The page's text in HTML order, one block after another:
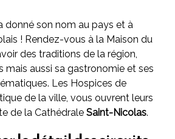
donné son nom au pays et à
! Rendez-vous à la Maison du
des traditions de la région,
mais aussi sa gastronomie et ses
Les Hospices de
de la ville, vous ouvrent leurs
de la CathédraleSaint-Nicolas.